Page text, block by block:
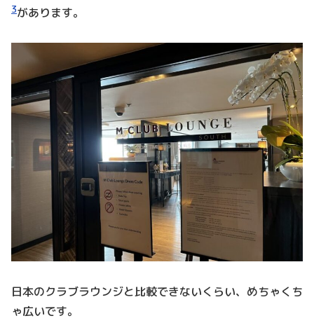
3があります。
日本のクラブラウンジと比較できないくらい、めちゃくち
ゃ広いです。